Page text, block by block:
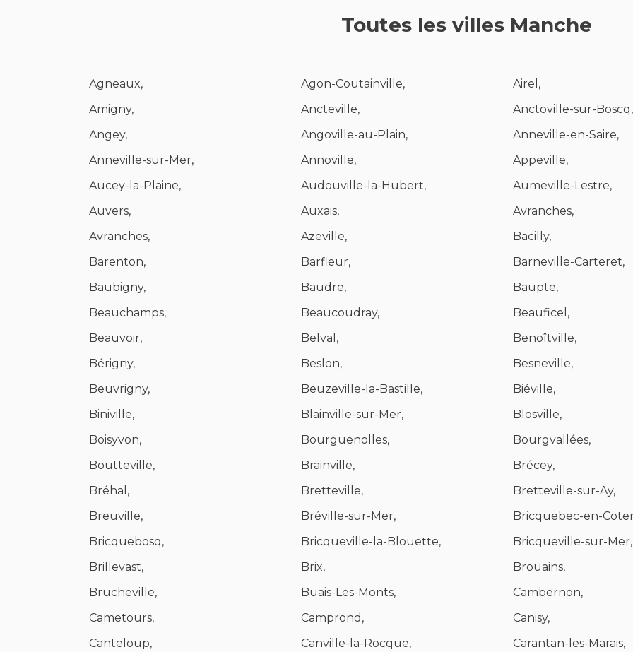
Toutes les villes Manche
Agneaux, Agon-Coutainville,
Airel,
Amigny,
Ancteville,
Anctoville-sur-Boscq,
Angey,
Angoville-au-Plain,
Anneville-en-Saire,
Anneville-sur-Mer,
Annoville,
Appeville,
Aucey-la-Plaine,
Audouville-la-Hubert,
Aumeville-Lestre,
Auvers,
Auxais,
Avranches,
Avranches,
Azeville,
Bacilly,
Barenton,
Barfleur,
Barneville-Carteret,
Baubigny,
Baudre,
Baupte,
Beauchamps,
Beaucoudray,
Beauficel,
Beauvoir,
Belval,
Benoîtville,
Bérigny,
Beslon,
Besneville,
Beuvrigny,
Beuzeville-la-Bastille,
Biéville,
Biniville,
Blainville-sur-Mer,
Blosville,
Boisyvon,
Bourguenolles,
Bourgvallées,
Boutteville,
Brainville,
Brécey,
Bréhal,
Bretteville,
Bretteville-sur-Ay,
Breuville,
Bréville-sur-Mer,
Bricquebec-en-
Bricquebosq,
Bricqueville-la-Blouette,
Bricqueville-sur-Mer,
Brillevast,
Brix,
Brouains,
Brucheville,
Buais-Les-Monts,
Cambernon,
Cametours,
Camprond,
Canisy,
Canteloup,
Canville-la-Rocque,
Carantan-les-Marais,